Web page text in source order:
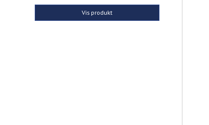
Vis produkt